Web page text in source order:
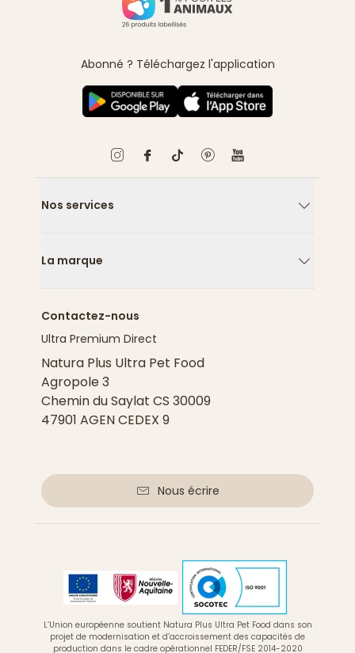
Abonné ? Téléchargez l'application
Nos services
La marque
Contactez-nous
Ultra Premium Direct
Natura Plus Ultra Pet Food
Agropole 3
Chemin du Saylat CS 30009
47901 AGEN CEDEX 9
Nous écrire
L’Union européenne soutient Natura Plus Ultra Pet Food dans son
projet de modernisation et d’accroissement des capacités de
production dans le cadre opérationnel FEDER/FSE 2014-2020